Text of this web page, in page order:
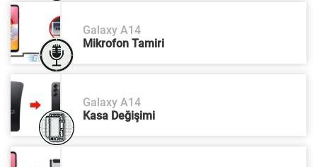
Galaxy A14
Mikrofon Tamiri
Galaxy A14
Kasa Değişimi